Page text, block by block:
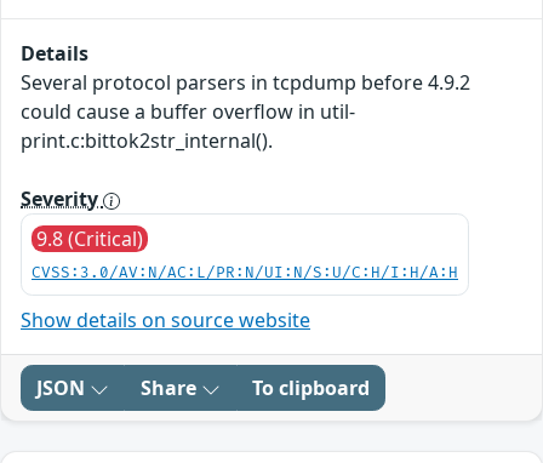
Details
Several protocol parsers in tcpdump before 4.9.2
could cause a buffer overflow in util-
print.c:bittok2str_internal().
Severity
9.8 (Critical)
CVSS:3.0/AV:N/AC:L/PR:N/UI:N/S:U/C:H/I:H/A:H
Show details on source website
JSON Share To clipboard